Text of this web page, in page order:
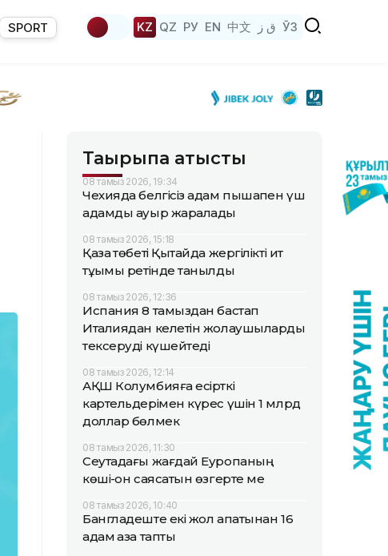
SPORT KZ QZ РУ EN 中文 ق ز ЎЗ
Тақырыпқа қатысты
08 тамыз 2026, 19:34
Чехияда белгісіз адам пышақпен үш
адамды ауыр жаралады
08 тамыз 2026, 15:18
Қазақ төбеті Қытайда жергілікті ит
тұқымы ретінде танылды
08 тамыз 2026, 12:36
Испания 8 тамыздан бастап
Италиядан келетін жолаушыларды
тексеруді күшейтеді
08 тамыз 2026, 12:14
АҚШ Колумбияға есірткі
картельдерімен күрес үшін 1 млрд
доллар бөлмек
08 тамыз 2026, 11:30
Сеутадағы жағдай Еуропаның
көші-қон саясатын өзгерте ме
08 тамыз 2026, 10:40
Бангладеште екі жол апатынан 16
адам қаза тапты